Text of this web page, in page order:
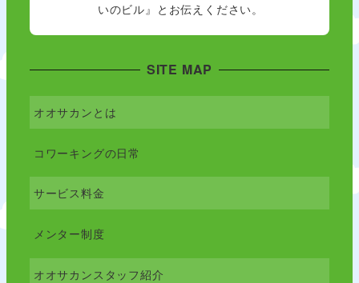
いのビル』とお伝えください。
SITE MAP
オオサカンとは
コワーキングの日常
サービス料金
メンター制度
オオサカンスタッフ紹介